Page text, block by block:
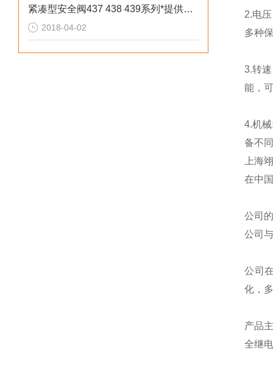
紧凑型安全阀437 438 439系列*提供技术支持
2018-04-02
2.电
多种
3.转
能，
4.机
备不
上海
在中
公司
公司
公司
化，
产品
全继